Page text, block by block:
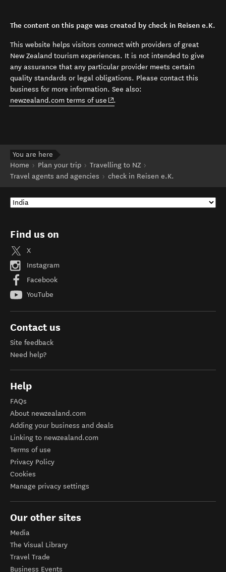
The content on this page was created by check in Reisen e.K.
This website helps visitors connect with providers of great
New Zealand tourism experiences. It is not intended to give
any assurance that any particular provider meets certain
quality standards or legal obligations. Please contact this
business for more information. See also:
newzealand.com terms of use (opens in new window)
.
You are here
Home
Plan your trip
Travelling to NZ
Travel agents and agencies
check in Reisen e.K.
Find us on
X
Instagram
Facebook
YouTube
Contact us
Site feedback
Need help?
Help
FAQs
About newzealand.com
Adding your business and deals
Linking to newzealand.com
Terms of use
Privacy Policy
Cookies
Manage privacy settings
Our other sites
Media
The Visual Library
Travel Trade
Business Events